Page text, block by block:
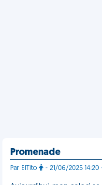
Promenade
Par ElTito - 21/06/2025